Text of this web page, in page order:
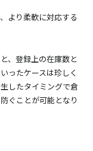
より柔軟に対応する
、登録上の在庫数と
ったケースは珍しく
したタイミングで倉
ぐことが可能となり